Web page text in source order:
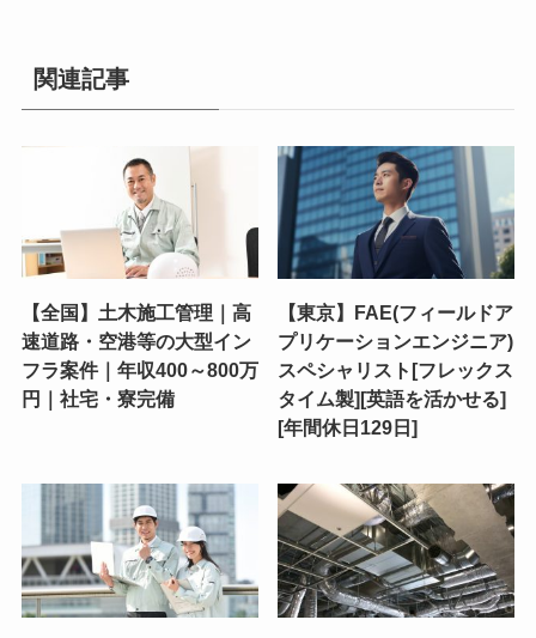
関連記事
【全国】土木施工管理｜高
速道路・空港等の大型イン
フラ案件｜年収400～800万
円｜社宅・寮完備
【東京】FAE(フィールドア
プリケーションエンジニア)
スペシャリスト[フレックス
タイム製][英語を活かせる]
[年間休日129日]